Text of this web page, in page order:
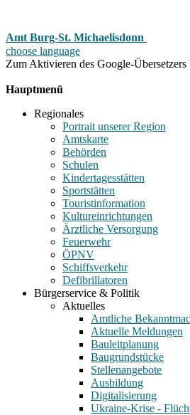
Amt Burg-St. Michaelisdonn
choose language
Zum Aktivieren des Google-
Hauptmenü
Regionales
Portrait unserer Region
Amtskarte
Behörden
Schulen
Kindertagesstätten
Sportstätten
Touristinformation
Kultureinrichtungen
Ärztliche Versorgung
Feuerwehr
ÖPNV
Schiffsverkehr
Defibrillatoren
Bürgerservice & Politik
Aktuelles
Amtliche
Aktuelle Meldungen
Bauleitplanung
Baugrundstücke
Stellenangebote
Ausbildung
Digitalisierung
Ukraine-Krise -